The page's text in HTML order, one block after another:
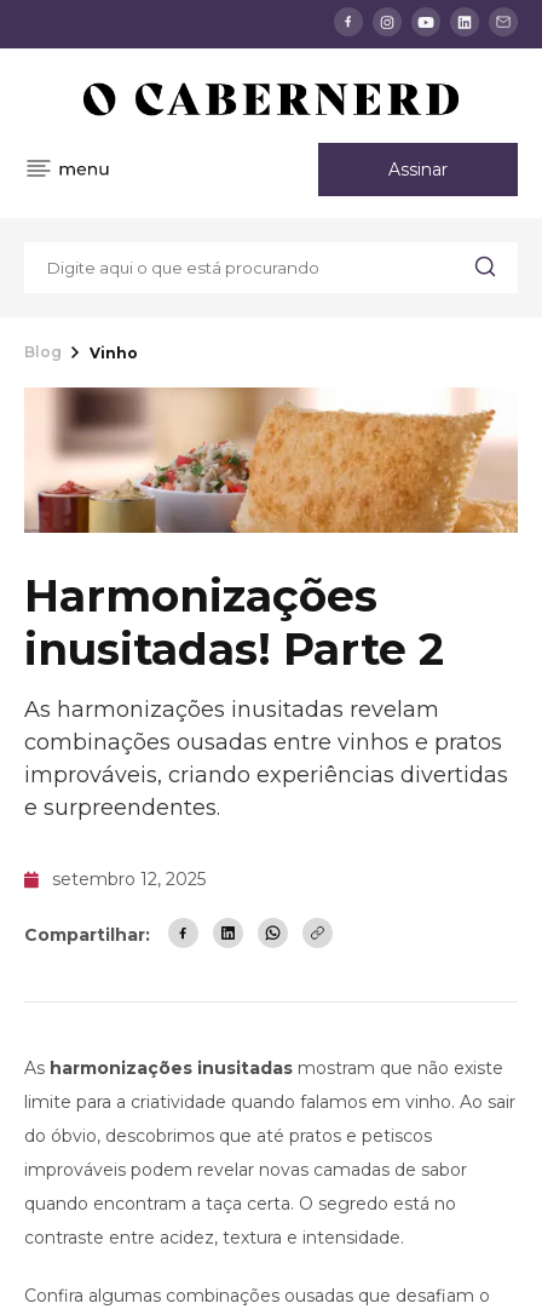
Assinar
Blog Vinho
Harmonizações
inusitadas! Parte 2
As harmonizações inusitadas revelam
combinações ousadas entre vinhos e pratos
improváveis, criando experiências divertidas
e surpreendentes.
setembro 12, 2025
Compartilhar:
As harmonizações inusitadas mostram que não existe
limite para a criatividade quando falamos em vinho. Ao sair
do óbvio, descobrimos que até pratos e petiscos
improváveis podem revelar novas camadas de sabor
quando encontram a taça certa. O segredo está no
contraste entre acidez, textura e intensidade.
Confira algumas combinações ousadas que desafiam o